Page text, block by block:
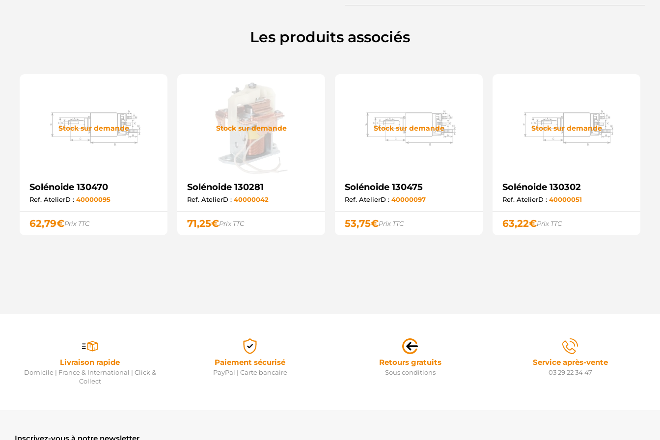
Les produits associés
Stock sur demande
Solénoide 130470
Ref. AtelierD : 40000095
62,79€Prix TTC
Stock sur demande
Solénoide 130281
Ref. AtelierD : 40000042
71,25€Prix TTC
Stock sur demande
Solénoide 130475
Ref. AtelierD : 40000097
53,75€Prix TTC
Stock sur demande
Solénoide 130302
Ref. AtelierD : 40000051
63,22€Prix TTC
Livraison rapide
Domicile | France & International | Click &
Collect
Paiement sécurisé
PayPal | Carte bancaire
Retours gratuits
Sous conditions
Service après-vente
03 29 22 34 47